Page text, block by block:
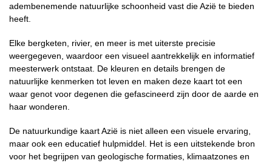
adembenemende natuurlijke schoonheid vast die Azië te bieden
heeft.
Elke bergketen, rivier, en meer is met uiterste precisie
weergegeven, waardoor een visueel aantrekkelijk en informatief
meesterwerk ontstaat. De kleuren en details brengen de
natuurlijke kenmerken tot leven en maken deze kaart tot een
waar genot voor degenen die gefascineerd zijn door de aarde en
haar wonderen.
De natuurkundige kaart Azië is niet alleen een visuele ervaring,
maar ook een educatief hulpmiddel. Het is een uitstekende bron
voor het begrijpen van geologische formaties, klimaatzones en